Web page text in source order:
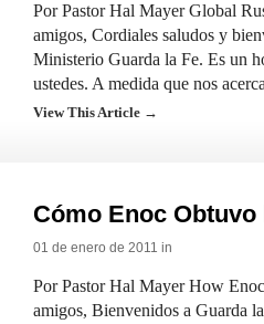
Por Pastor Hal Mayer Global
amigos, Cordiales saludos y
Ministerio Guarda la Fe. Es un
ustedes. A medida que nos
View This Article →
Cómo Enoc
01 de enero de 2011 in
Por Pastor Hal Mayer How
amigos, Bienvenidos a Guarda